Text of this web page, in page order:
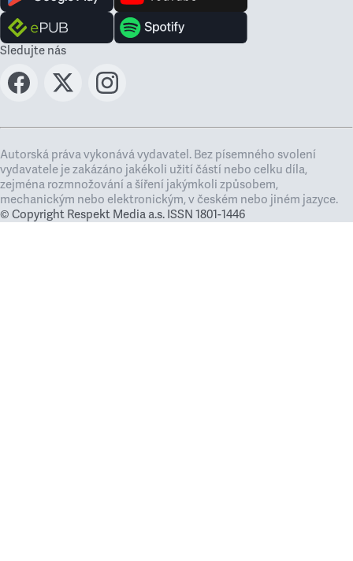
Sledujte nás
Autorská práva vykonává vydavatel. Bez písemného svolení
vydavatele je zakázáno jakékoli užití částí nebo celku díla,
zejména rozmnožování a šíření jakýmkoli způsobem,
mechanickým nebo elektronickým, v českém nebo jiném jazyce.
© Copyright Respekt Media a.s. ISSN 1801-1446